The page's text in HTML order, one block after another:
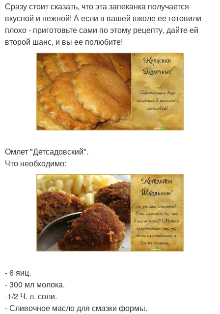
Сразу стоит сказать, что эта запеканка получается
вкусной и нежной! А если в вашей школе ее готовили
плохо - приготовьте сами по этому рецепту, дайте ей
второй шанс, и вы ее полюбите!
Омлет "Детсадовский".
Что необходимо:
- 6 яиц.
- 300 мл молока.
-1/2 Ч. л. соли.
- Сливочное масло для смазки формы.